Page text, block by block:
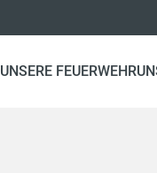
UNSERE FEUERWEHR